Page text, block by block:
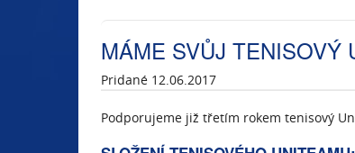
MÁME SVŮJ TENISOVÝ
Pridané 12.06.2017
Podporujeme již třetím rokem tenisový